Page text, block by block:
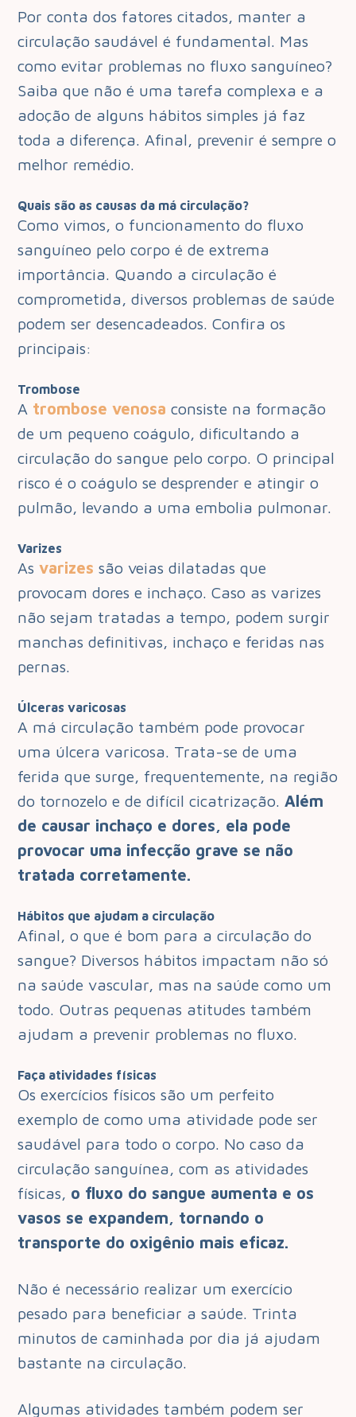
Por conta dos fatores citados, manter a
circulação saudável é fundamental. Mas
como evitar problemas no fluxo sanguíneo?
Saiba que não é uma tarefa complexa e a
adoção de alguns hábitos simples já faz
toda a diferença. Afinal, prevenir é sempre o
melhor remédio.
Quais são as causas da má circulação?
Como vimos, o funcionamento do fluxo
sanguíneo pelo corpo é de extrema
importância. Quando a circulação é
comprometida, diversos problemas de saúde
podem ser desencadeados. Confira os
principais:
Trombose
A trombose venosa consiste na formação
de um pequeno coágulo, dificultando a
circulação do sangue pelo corpo. O principal
risco é o coágulo se desprender e atingir o
pulmão, levando a uma embolia pulmonar.
Varizes
As varizes são veias dilatadas que
provocam dores e inchaço. Caso as varizes
não sejam tratadas a tempo, podem surgir
manchas definitivas, inchaço e feridas nas
pernas.
Úlceras varicosas
A má circulação também pode provocar
uma úlcera varicosa. Trata-se de uma
ferida que surge, frequentemente, na região
do tornozelo e de difícil cicatrização.Além
de causar inchaço e dores, ela pode
provocar uma infecção grave se não
tratada corretamente.
Hábitos que ajudam a circulação
Afinal, o que é bom para a circulação do
sangue? Diversos hábitos impactam não só
na saúde vascular, mas na saúde como um
todo. Outras pequenas atitudes também
ajudam a prevenir problemas no fluxo.
Faça atividades físicas
Os exercícios físicos são um perfeito
exemplo de como uma atividade pode ser
saudável para todo o corpo. No caso da
circulação sanguínea, com as atividades
físicas, o fluxo do sangue aumenta e os
vasos se expandem, tornando o
transporte do oxigênio mais eficaz.
Não é necessário realizar um exercício
pesado para beneficiar a saúde. Trinta
minutos de caminhada por dia já ajudam
bastante na circulação.
Algumas atividades também podem ser